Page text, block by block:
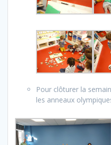
Pour clôturer la
les anneaux